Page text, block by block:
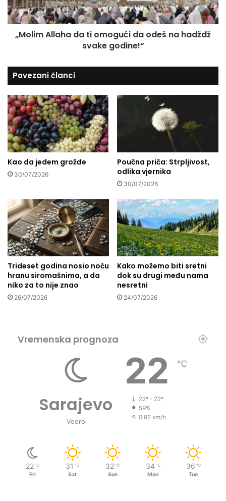
u
l
i
e
a
š
e
d
i
j
e
t
e
p
i
š
e
A
l
l
d
t
i
o
m
o
g
u
ć
i
o
d
e
š
n
a
h
a
d
ž
„Molim Allaha da ti omogući da odeš na hadždž
svake godine!“
Povezani članci
Kao da jedem grožđe
30/07/2026
Poučna priča: Strpljivost,
odlika vjernika
30/07/2026
Trideset godina nosio noću
hranu siromašnima, a da
niko za to nije znao
26/07/2026
Kako možemo biti sretni
dok su drugi među nama
nesretni
24/07/2026
Vremenska prognoza
Sarajevo
Vedro
22 ℃
22º - 22º
59%
0.82 km/h
22 ℃
Fri
31 ℃
Sat
32 ℃
Sun
34 ℃
Mon
36 ℃
Tue